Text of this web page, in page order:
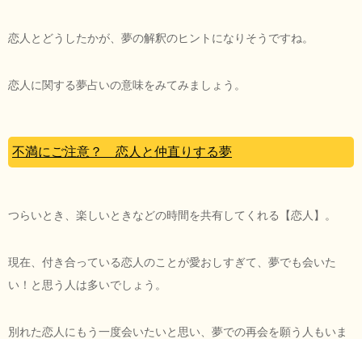
恋人とどうしたかが、夢の解釈のヒントになりそうですね。
恋人に関する夢占いの意味をみてみましょう。
不満にご注意？ 恋人と仲直りする夢
つらいとき、楽しいときなどの時間を共有してくれる【恋人】。
現在、付き合っている恋人のことが愛おしすぎて、夢でも会いた
い！と思う人は多いでしょう。
別れた恋人にもう一度会いたいと思い、夢での再会を願う人もいま